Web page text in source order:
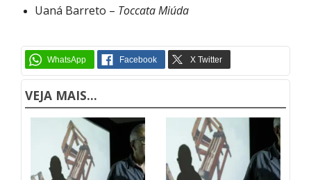
Uaná Barreto – Toccata Miúda
VEJA MAIS...